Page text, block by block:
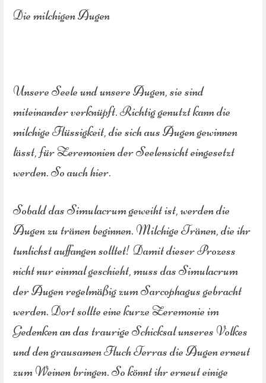
Die milchigen Augen
Unsere Seele und unsere Augen, sie sind
miteinander verknüpft. Richtig genutzt kann die
milchige Flüssigkeit, die sich aus Augen gewinnen
lässt, für Zeremonien der Seelensicht eingesetzt
werden. So auch hier.
Sobald das Simulacrum geweiht ist, werden die
Augen zu tränen beginnen. Milchige Tränen, die ihr
tunlichst auffangen solltet! Damit dieser Prozess
nicht nur einmal geschieht, muss das Simulacrum
der Augen regelmäßig zum Sarcophagus gebracht
werden. Dort sollte eine kurze Zeremonie im
Gedenken an das traurige Schicksal unseres Volkes
und den grausamen Fluch Terras die Augen erneut
zum Weinen bringen. So könnt ihr erneut einige